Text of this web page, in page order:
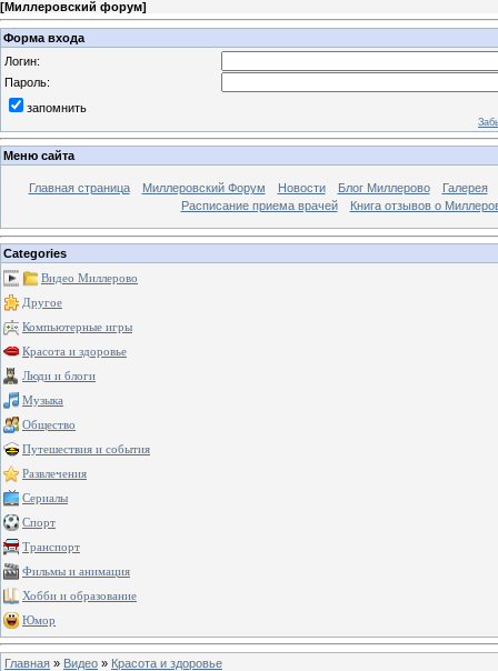
[Миллеровский форум]
Форма входа
Логин:
Пароль:
запомнить
Меню сайта
Главная страница Миллеровский Форум Новости Блог Миллерово
Галерея
Расписание приема врачей
Книга отзывов о
Categories
Видео Миллерово
Другое
Компьютерные игры
Красота и здоровье
Люди и блоги
Музыка
Общество
Путешествия и события
Развлечения
Сериалы
Спорт
Транспорт
Фильмы и анимация
Хобби и образование
Юмор
Главная » Видео » Красота и здоровье